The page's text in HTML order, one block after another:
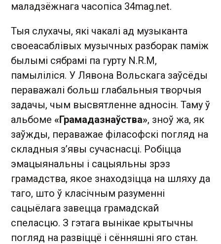
маладзёжнага часопіса 34mag.net.
Тыя слухачы, які чакалі ад музыканта
своеасаблівых музычных разборак паміж
былымі сябрамі па гурту N.R.M,
памыліліся. У Лявона Вольскага заўсёды
пераважалі больш глабальныя творчыя
задачы, чым высвятленне адносін. Таму ў
альбоме «Грамадазнаўства», зноў жа, як
заўжды, пераважае філасофскі погляд на
складныя з’явы сучаснасці. Робіцца
эмацыянальны і сацыяльны зрэз
грамадства, якое знаходзіцца на шляху да
таго, што ў класічным разуменні
сацыёлага завецца грамадскай
спеласцю. З гэтага вынікае крытычны
погляд на развіццё і сённяшні яго стан.